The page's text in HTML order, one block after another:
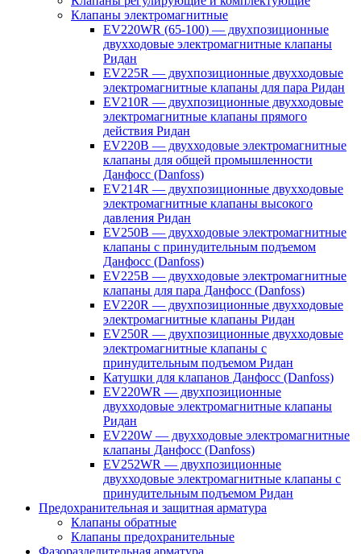
Клапаны электромагнитные
EV220WR (65-100) — двухпозиционные
двухходовые электромагнитные клапаны
Ридан
EV225R — двухпозиционные двухходовые
электромагнитные клапаны для пара Ридан
EV210R — двухпозиционные двухходовые
электромагнитные клапаны прямого
действия Ридан
EV220B — двухходовые электромагнитные
клапаны для общей промышленности
Данфосс (Danfoss)
EV214R — двухпозиционные двухходовые
электромагнитные клапаны высокого
давления Ридан
EV250B — двухходовые электромагнитные
клапаны с принудительным подъемом
Данфосс (Danfoss)
EV225B — двухходовые электромагнитные
клапаны для пара Данфосс (Danfoss)
EV220R — двухпозиционные двухходовые
электромагнитные клапаны Ридан
EV250R — двухпозиционные двухходовые
электромагнитные клапаны с
принудительным подъемом Ридан
Катушки для клапанов Данфосс (Danfoss)
EV220WR — двухпозиционные
двухходовые электромагнитные клапаны
Ридан
EV220W — двухходовые электромагнитные
клапаны Данфосс (Danfoss)
EV252WR — двухпозиционные
двухходовые электромагнитные клапаны с
принудительным подъемом Ридан
Предохранительная и защитная арматура
Клапаны обратные
Клапаны предохранительные
Фазоразделительная арматура